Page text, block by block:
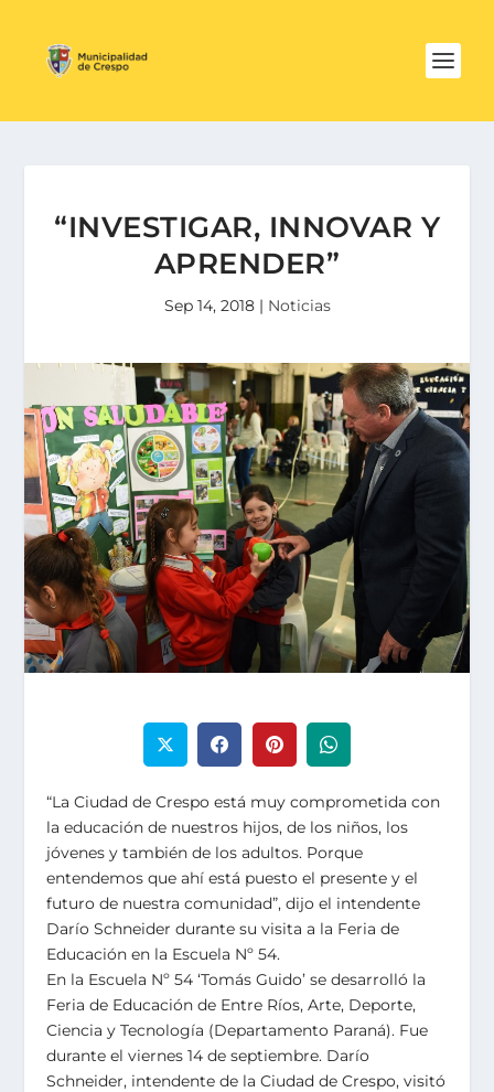
“INVESTIGAR, INNOVAR Y
APRENDER”
Sep 14, 2018| Noticias
“La Ciudad de Crespo está muy comprometida con
la educación de nuestros hijos, de los niños, los
jóvenes y también de los adultos. Porque
entendemos que ahí está puesto el presente y el
futuro de nuestra comunidad”, dijo el intendente
Darío Schneider durante su visita a la Feria de
Educación en la Escuela Nº 54.
En la Escuela Nº 54 ‘Tomás Guido’ se desarrolló la
Feria de Educación de Entre Ríos, Arte, Deporte,
Ciencia y Tecnología (Departamento Paraná). Fue
durante el viernes 14 de septiembre. Darío
Schneider, intendente de la Ciudad de Crespo, visitó